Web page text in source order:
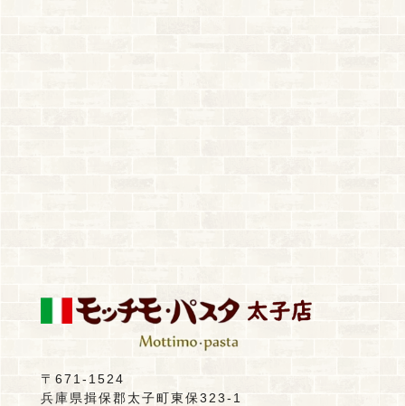
〒671-1524
兵庫県揖保郡太子町東保323-1